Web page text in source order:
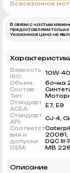
Всесезонное
В связи с частым
предоставляем только
Указанная цена не
Вязкость
ISO:
10W-40
Объем:
бочка
Состав:
Тип:
Стандарт
ACEA:
E7, E9
Стандарт
API:
CJ-4,
Соответст
вия и
допуски
OEM:
20081,
DQC
MB
Описание